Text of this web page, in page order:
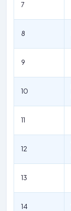
7
8
9
10
11
12
13
14